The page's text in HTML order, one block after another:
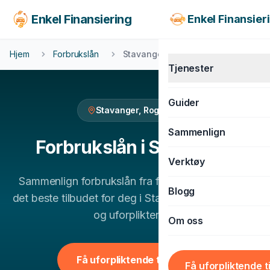
Enkel Finansiering Enkel
Tjenester
MC-lån
BOLIG & LIVSSTIL
Guider
Sammenlign
Verktøy
Blogg
Om oss
Få uforpliktende
Hjem Forbrukslån Stavanger
Stavanger, Rogaland
Forbrukslån iStavanger
Sammenlign forbrukslån fra flere banker og finn
det beste tilbudet for deg i Stavanger. 100% gratis
og uforpliktende.
Få uforpliktende tilbud